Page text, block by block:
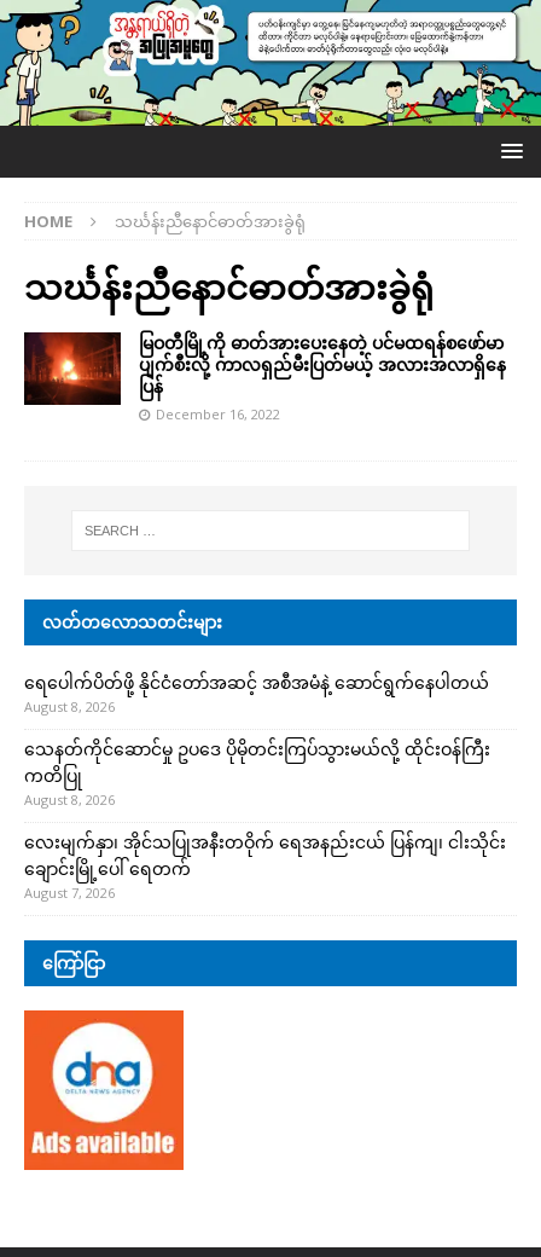
HOME သင်္ဃန်းညီနောင်ဓာတ်အားခွဲရုံ
သင်္ဃန်းညီနောင်ဓာတ်အားခွဲရုံ
မြဝတီမြို့ကို ဓာတ်အားပေးနေတဲ့ ပင်မထရန်စဖော်မာ
ပျက်စီးလို့ ကာလရှည်မီးပြတ်မယ့် အလားအလာရှိနေ
ပြန်
December 16, 2022
လတ်တလောသတင်းများ
ရေပေါက်ပိတ်ဖို့ နိုင်ငံတော်အဆင့် အစီအမံနဲ့ ဆောင်ရွက်နေပါတယ်
August 8, 2026
သေနတ်ကိုင်ဆောင်မှု ဥပဒေ ပိုမိုတင်းကြပ်သွားမယ်လို့ ထိုင်းဝန်ကြီး
ကတိပြု
August 8, 2026
လေးမျက်နှာ၊ အိုင်သပြုအနီးတဝိုက် ရေအနည်းငယ် ပြန်ကျ၊ ငါးသိုင်း
ချောင်းမြို့ပေါ် ရေတက်
August 7, 2026
ကြော်ငြာ